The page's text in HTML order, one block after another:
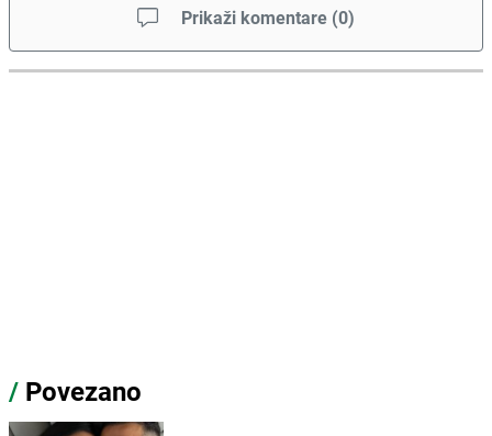
Prikaži komentare (0)
/ Povezano